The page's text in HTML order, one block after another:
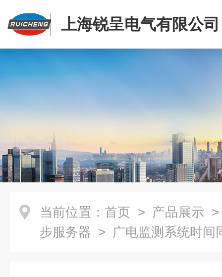
上海锐呈电气有限公司
当前位置： 首页 > 产品展示
步服务器 > 广电监测系统时间